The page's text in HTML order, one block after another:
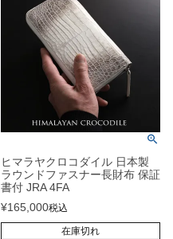
ヒマラヤクロコダイル 日本製
ラウンドファスナー長財布 保証
書付 JRA 4FA
¥165,000税込
在庫切れ